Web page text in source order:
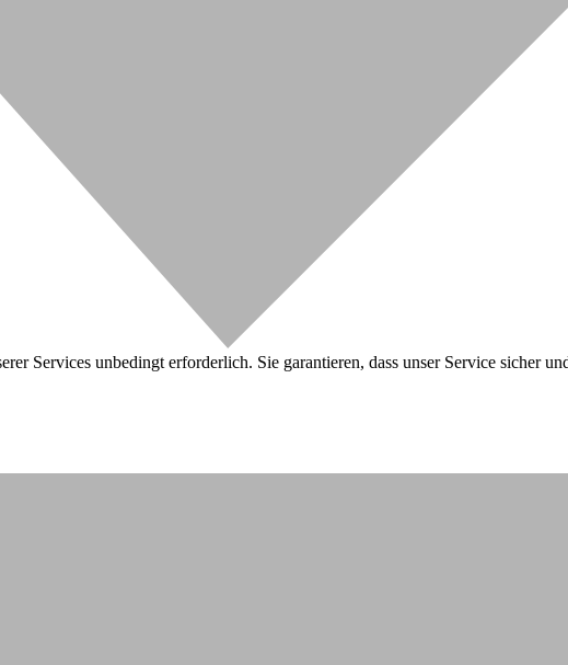
Services unbedingt erforderlich. Sie garantieren, dass unser Service sicher